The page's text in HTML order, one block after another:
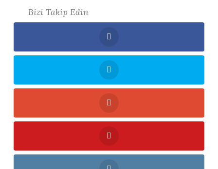
Bizi Takip Edin